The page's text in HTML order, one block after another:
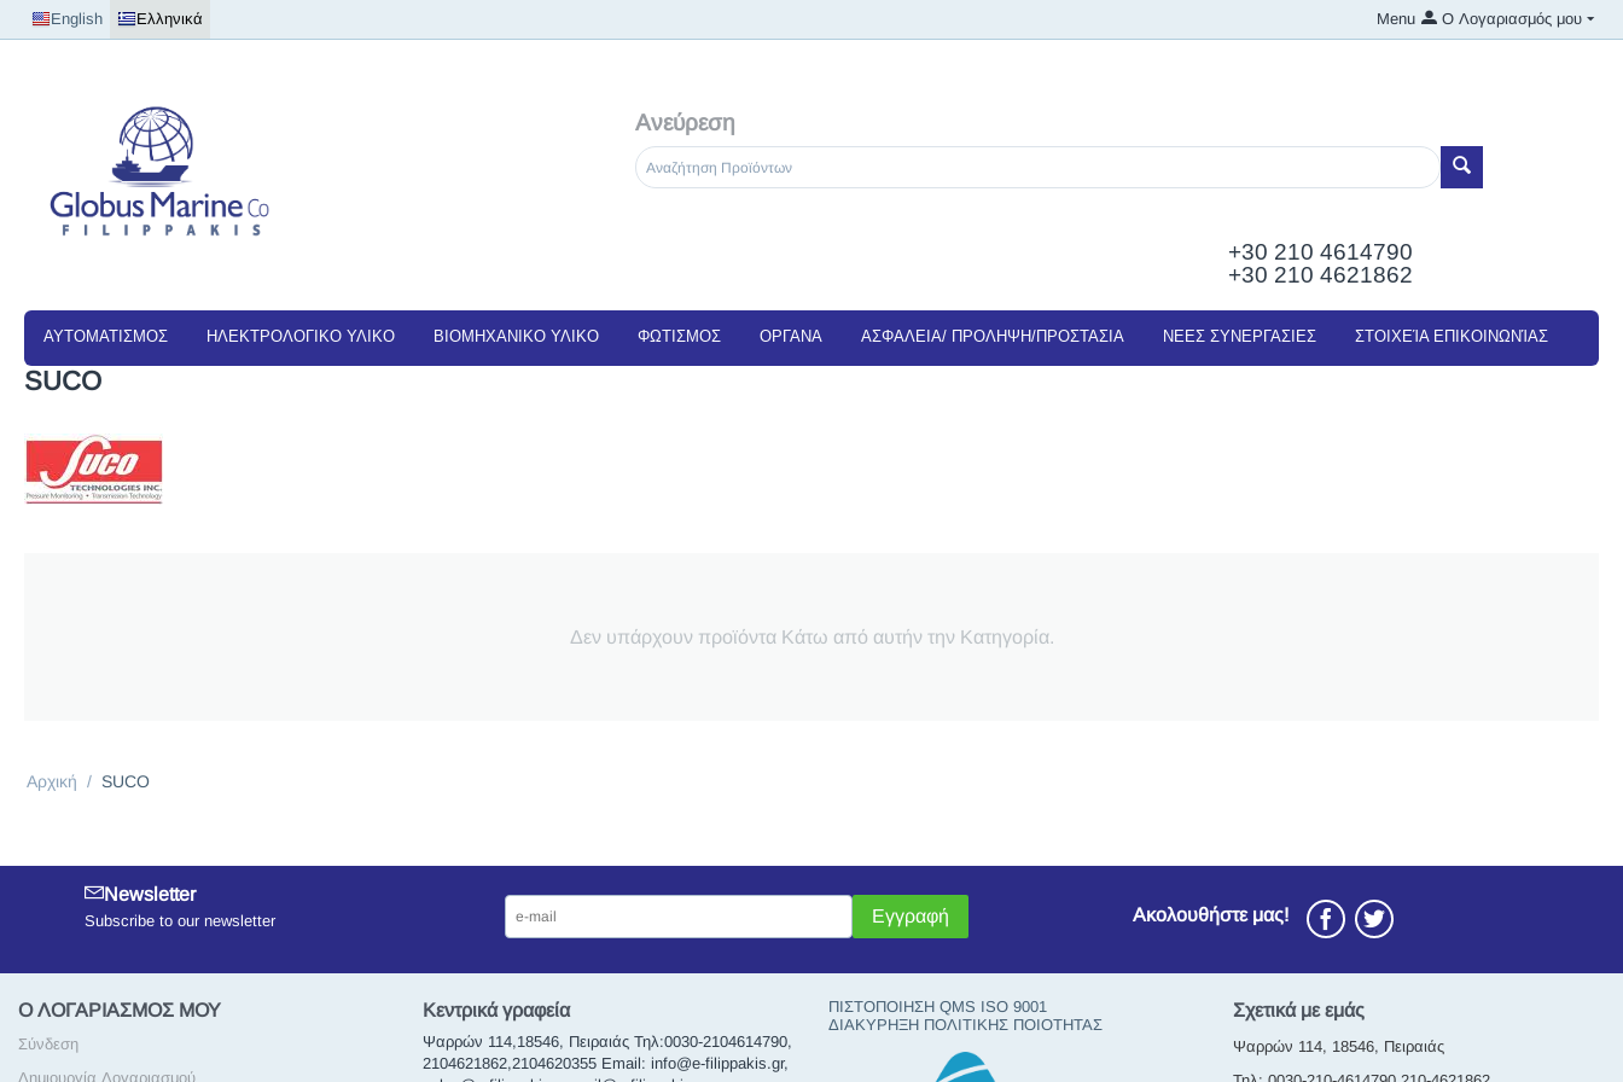
English Ελληνικά Ο Λογαριασμός μου
Menu
Ανεύρεση
+30 210 4614790
+30 210 4621862
ΑΥΤΟΜΑΤΙΣΜΟΣ ΗΛΕΚΤΡΟΛΟΓΙΚΟ ΥΛΙΚΟ ΒΙΟΜΗΧΑΝΙΚΟ ΥΛΙΚΟ ΦΩΤΙΣΜΟΣ ΟΡΓΑΝΑ ΑΣΦΑΛΕΙΑ/ ΠΡΟΛΗΨΗ/ΠΡΟΣΤΑΣΙΑ NEEΣ ΣΥΝΕΡΓΑΣΙΕΣ ΣΤΟΙΧΕΊΑ ΕΠΙΚΟΙΝΩΝΊΑΣ
SUCO
Δεν υπάρχουν προϊόντα Κάτω από αυτήν την Κατηγορία.
Αρχική / SUCO
Newsletter
Subscribe to our newsletter Εγγραφή Ακολουθήστε μας!
Ο ΛΟΓΑΡΙΑΣΜΟΣ ΜΟΥ
Σύνδεση
Δημιουργία Λογαριασμού
Κεντρικά γραφεία
Ψαρρών 114,18546, Πειραιάς Τηλ:0030-2104614790,
2104621862,2104620355 Email: info@e-filippakis.gr,
ΠΙΣΤΟΠΟΙΗΣΗ QMS ISO 9001
ΔΙΑΚΥΡΗΞΗ ΠΟΛΙΤΙΚΗΣ ΠΟΙΟΤΗΤΑΣ
Σχετικά με εμάς
Ψαρρών 114, 18546, Πειραιάς